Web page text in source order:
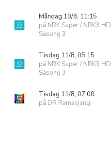
Måndag 10/8, 11:15
på NRK Super / NRK3 HD
Säsong 3
Tisdag 11/8, 05:15
på NRK Super / NRK3 HD
Säsong 3
Tisdag 11/8, 07:00
på DR Ramasjang